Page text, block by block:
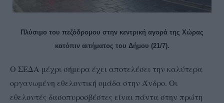
Πλύσιμο του πεζόδρομου στην κεντρική αγορά της Χώρας
κατόπιν αιτήματος του Δήμου (21/7).
Ο ΣΕΔΑ μέχρι σήμερα έχει αποτελέσει την καλύτερα
οργανωμένη εθελοντική ομάδα στην Άνδρο. Οι
εθελοντές δασοπυροσβέστες είναι πάντα στην πρώτη